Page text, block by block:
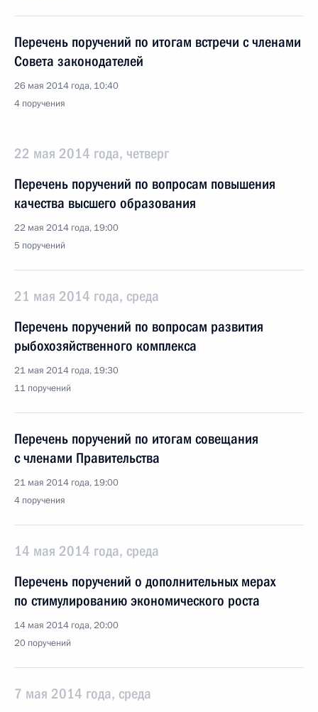
Перечень поручений по итогам встречи с членами
Совета законодателей
26 мая 2014 года, 10:40
4 поручения
22 мая 2014 года, четверг
Перечень поручений по вопросам повышения
качества высшего образования
22 мая 2014 года, 19:00
5 поручений
21 мая 2014 года, среда
Перечень поручений по вопросам развития
рыбохозяйственного комплекса
21 мая 2014 года, 19:30
11 поручений
Перечень поручений по итогам совещания
с членами Правительства
21 мая 2014 года, 19:00
4 поручения
14 мая 2014 года, среда
Перечень поручений о дополнительных мерах
по стимулированию экономического роста
14 мая 2014 года, 20:00
20 поручений
7 мая 2014 года, среда